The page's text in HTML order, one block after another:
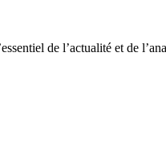
de l’actualité et de